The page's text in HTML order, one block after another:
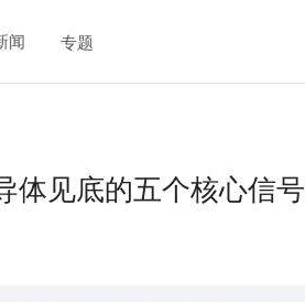
闻 专题
体见底的五个核心信号